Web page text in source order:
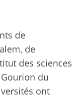
de
de
des sciences
du
ont